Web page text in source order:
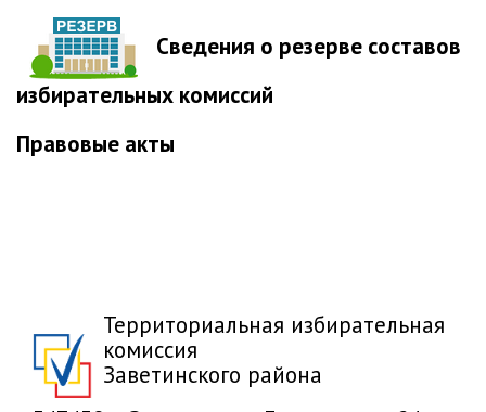
Сведения о резерве составов
избирательных комиссий
Правовые акты
Территориальная избирательная
комиссия
Заветинского района